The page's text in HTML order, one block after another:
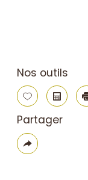
Nos outils
Sélectionner
Partager
Plus
de